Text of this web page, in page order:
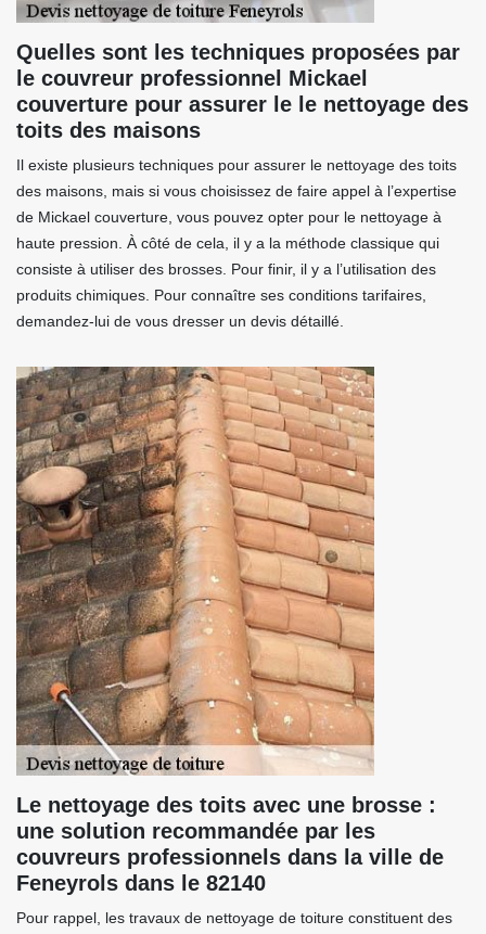
Quelles sont les techniques proposées par
le couvreur professionnel Mickael
couverture pour assurer le le nettoyage des
toits des maisons
Il existe plusieurs techniques pour assurer le nettoyage des toits
des maisons, mais si vous choisissez de faire appel à l’expertise
de Mickael couverture, vous pouvez opter pour le nettoyage à
haute pression. À côté de cela, il y a la méthode classique qui
consiste à utiliser des brosses. Pour finir, il y a l’utilisation des
produits chimiques. Pour connaître ses conditions tarifaires,
demandez-lui de vous dresser un devis détaillé.
Le nettoyage des toits avec une brosse :
une solution recommandée par les
couvreurs professionnels dans la ville de
Feneyrols dans le 82140
Pour rappel, les travaux de nettoyage de toiture constituent des